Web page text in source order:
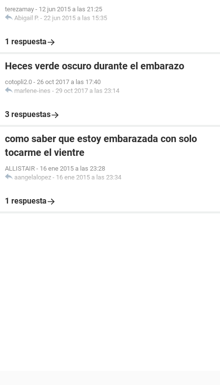
terezamay - 12 jun 2015 a las 21:25
Abigail P. - 22 jun 2015 a las 15:35
1 respuesta
Heces verde oscuro durante el embarazo
cotopli2.0 - 26 oct 2017 a las 17:40
marlene-ines - 29 oct 2017 a las 23:14
3 respuestas
como saber que estoy embarazada con solo
tocarme el vientre
ALLISTAIR - 16 ene 2015 a las 23:28
aangelalopez - 16 ene 2015 a las 23:34
1 respuesta